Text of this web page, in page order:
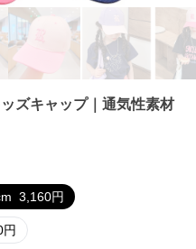
ズキャップ｜通気性素材
3,160円
円